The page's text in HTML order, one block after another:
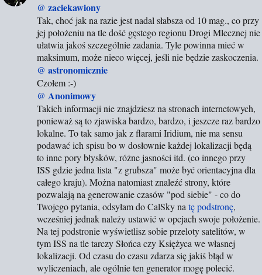
@ zaciekawiony
Tak, choć jak na razie jest nadal słabsza od 10 mag., co przy
jej położeniu na tle dość gęstego regionu Drogi Mlecznej nie
ułatwia jakoś szczególnie zadania. Tyle powinna mieć w
maksimum, może nieco więcej, jeśli nie będzie zaskoczenia.
@ astronomicznie
Czołem :-)
@ Anonimowy
Takich informacji nie znajdziesz na stronach internetowych,
ponieważ są to zjawiska bardzo, bardzo, i jeszcze raz bardzo
lokalne. To tak samo jak z flarami Iridium, nie ma sensu
podawać ich spisu bo w dosłownie każdej lokalizacji będą
to inne pory błysków, różne jasności itd. (co innego przy
ISS gdzie jedna lista "z grubsza" może być orientacyjna dla
całego kraju). Można natomiast znaleźć strony, które
pozwalają na generowanie czasów "pod siebie" - co do
Twojego pytania, odsyłam do CalSky na tę podstronę,
wcześniej jednak należy ustawić w opcjach swoje położenie.
Na tej podstronie wyświetlisz sobie przeloty satelitów, w
tym ISS na tle tarczy Słońca czy Księżyca we własnej
lokalizacji. Od czasu do czasu zdarza się jakiś błąd w
wyliczeniach, ale ogólnie ten generator mogę polecić.